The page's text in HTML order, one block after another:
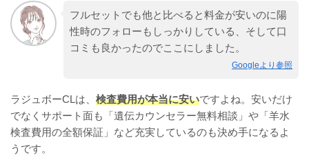
フルセットでも他と比べると料金が安いのに陽
性時のフォローもしっかりしている、そして口
コミも良かったのでここにしました。
Googleより参照
ラジュボーCLは、 検査費用が本当に安いですよね。安いだけ
でなくサポート面も「遺伝カウンセラー無料相談」や「羊水
検査費用の全額保証」など充実しているのも決め手になるよ
うです。